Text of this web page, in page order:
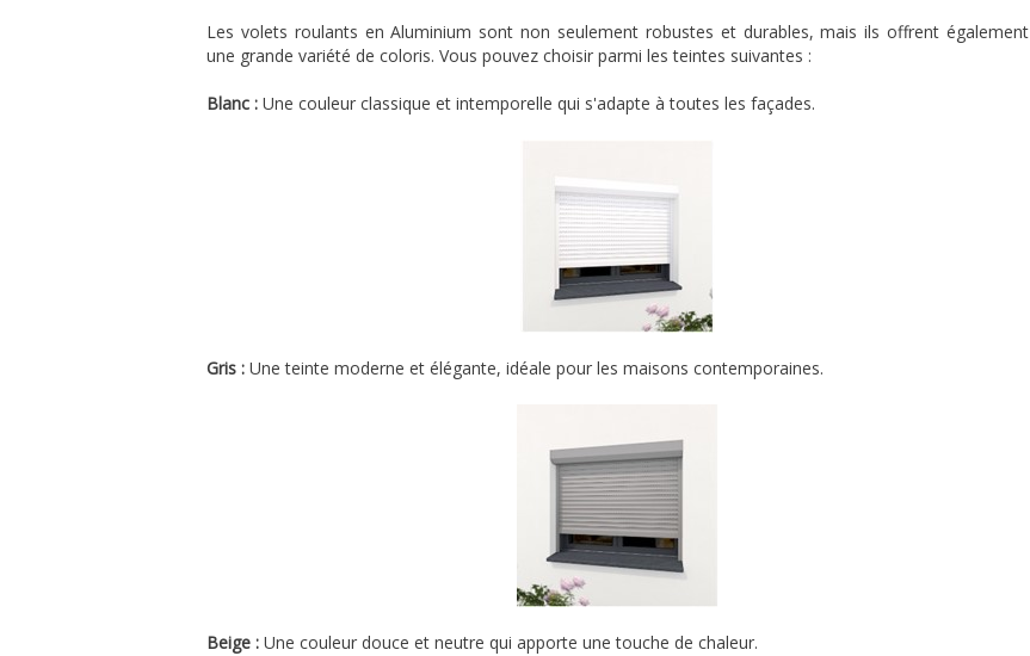
Les volets roulants en Aluminium sont non seulement robustes et durables, mais ils offrent également
une grande variété de coloris. Vous pouvez choisir parmi les teintes suivantes :
Blanc : Une couleur classique et intemporelle qui s'adapte à toutes les façades.
Gris : Une teinte moderne et élégante, idéale pour les maisons contemporaines.
Beige : Une couleur douce et neutre qui apporte une touche de chaleur.